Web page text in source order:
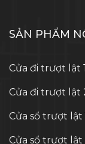
SẢN PHẨM
Cửa đi trượt lật
Cửa đi trượt lật
Cửa sổ trượt lật
Cửa sổ trượt lật